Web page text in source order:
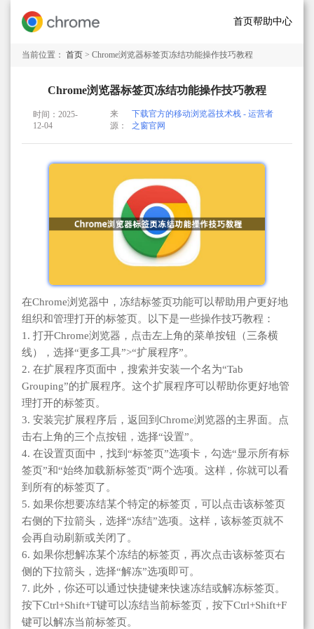
首页帮助中心
当前位置： 首页 > Chrome浏览器标签页冻结功能操作技巧教程
Chrome浏览器标签页冻结功能操作技巧教程
时间：2025-
12-04
来
源：
下载官方的移动浏览器技术栈 - 运营者
之窗官网
在Chrome浏览器中，冻结标签页功能可以帮助用户更好地
组织和管理打开的标签页。以下是一些操作技巧教程：
1. 打开Chrome浏览器，点击左上角的菜单按钮（三条横
线），选择“更多工具”>“扩展程序”。
2. 在扩展程序页面中，搜索并安装一个名为“Tab
Grouping”的扩展程序。这个扩展程序可以帮助你更好地管
理打开的标签页。
3. 安装完扩展程序后，返回到Chrome浏览器的主界面。点
击右上角的三个点按钮，选择“设置”。
4. 在设置页面中，找到“标签页”选项卡，勾选“显示所有标
签页”和“始终加载新标签页”两个选项。这样，你就可以看
到所有的标签页了。
5. 如果你想要冻结某个特定的标签页，可以点击该标签页
右侧的下拉箭头，选择“冻结”选项。这样，该标签页就不
会再自动刷新或关闭了。
6. 如果你想解冻某个冻结的标签页，再次点击该标签页右
侧的下拉箭头，选择“解冻”选项即可。
7. 此外，你还可以通过快捷键来快速冻结或解冻标签页。
按下Ctrl+Shift+T键可以冻结当前标签页，按下Ctrl+Shift+F
键可以解冻当前标签页。